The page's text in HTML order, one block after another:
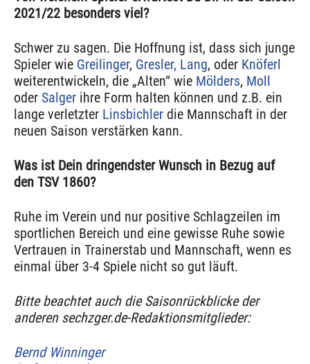
2021/22 besonders viel?
Schwer zu sagen. Die Hoffnung ist, dass sich junge
Spieler wie Greilinger, Gresler, Lang, oder Knöferl
weiterentwickeln, die „Alten“ wie Mölders, Moll
oder Salger ihre Form halten können und z.B. ein
lange verletzter Linsbichler die Mannschaft in der
neuen Saison verstärken kann.
Was ist Dein dringendster Wunsch in Bezug auf
den TSV 1860?
Ruhe im Verein und nur positive Schlagzeilen im
sportlichen Bereich und eine gewisse Ruhe sowie
Vertrauen in Trainerstab und Mannschaft, wenn es
einmal über 3-4 Spiele nicht so gut läuft.
Bitte beachtet auch die Saisonrückblicke der
anderen sechzger.de-Redaktionsmitglieder:
Bernd Winninger